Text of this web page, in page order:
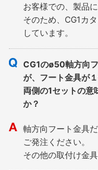
お客様での、製品
そのため、CG1カ
しています。
CG1のø50軸方向
が、フート金具が
両側の1セットの
か？
軸方向フート金具
ご発注ください。
その他の取付け金